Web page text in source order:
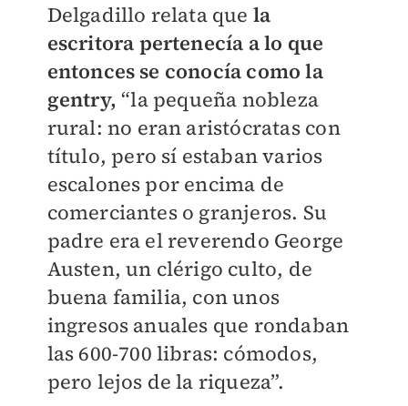
Delgadillo relata que la
escritora pertenecía a lo que
entonces se conocía como la
gentry, “la pequeña nobleza
rural: no eran aristócratas con
título, pero sí estaban varios
escalones por encima de
comerciantes o granjeros. Su
padre era el reverendo George
Austen, un clérigo culto, de
buena familia, con unos
ingresos anuales que rondaban
las 600-700 libras: cómodos,
pero lejos de la riqueza”.